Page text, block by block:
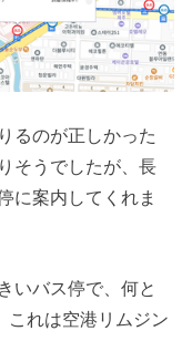
るのが正しかった
そうでしたが、長
に案内してくれま
いバス停で、何と
これは空港リムジン